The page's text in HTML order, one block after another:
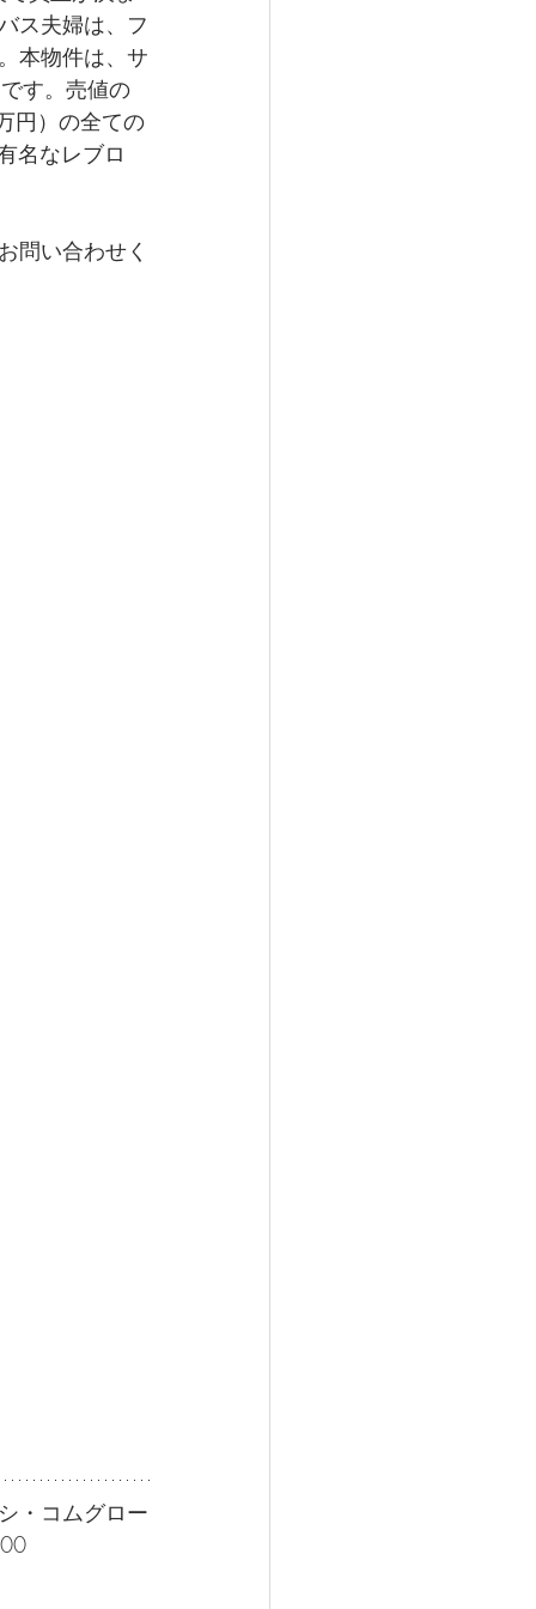
ス夫婦は、フ
本物件は、サ
す。売値の
円）の全ての
名なレブロ
問い合わせく
・コムグロー